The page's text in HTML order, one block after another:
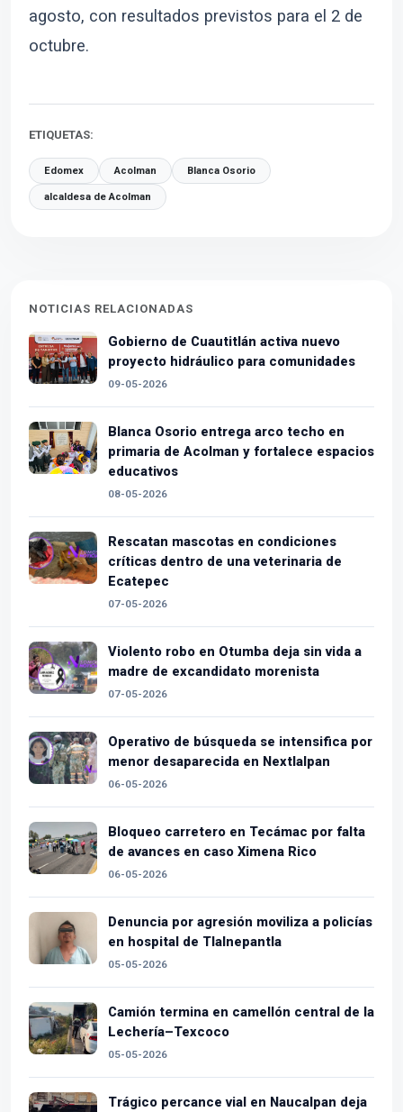
agosto, con resultados previstos para el 2 de
octubre.
ETIQUETAS:
Edomex Acolman Blanca Osorio
alcaldesa de Acolman
NOTICIAS RELACIONADAS
Gobierno de Cuautitlán activa nuevo
proyecto hidráulico para comunidades
09-05-2026
Blanca Osorio entrega arco techo en
primaria de Acolman y fortalece espacios
educativos
08-05-2026
Rescatan mascotas en condiciones
críticas dentro de una veterinaria de
Ecatepec
07-05-2026
Violento robo en Otumba deja sin vida a
madre de excandidato morenista
07-05-2026
Operativo de búsqueda se intensifica por
menor desaparecida en Nextlalpan
06-05-2026
Bloqueo carretero en Tecámac por falta
de avances en caso Ximena Rico
06-05-2026
Denuncia por agresión moviliza a policías
en hospital de Tlalnepantla
05-05-2026
Camión termina en camellón central de la
Lechería–Texcoco
05-05-2026
Trágico percance vial en Naucalpan deja